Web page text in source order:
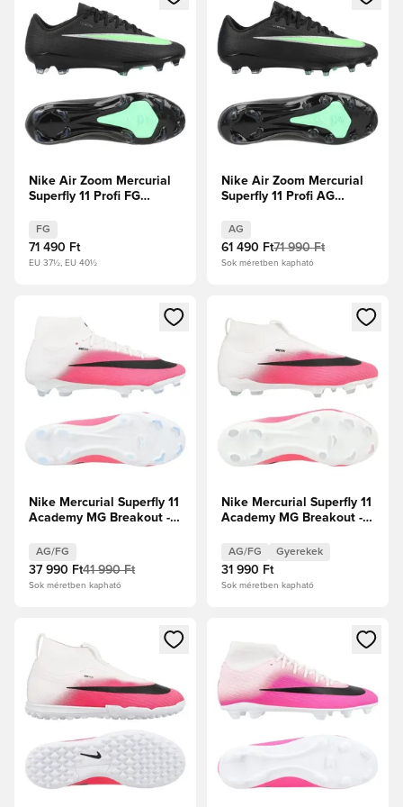
Nike Air Zoom Mercurial
Superfly 11 Profi FG
Green
FG
71 490 Ft
EU 37½, EU 40½
Nike Air Zoom Mercurial
Superfly 11 Profi AG
Green
AG
61 490 Ft71 990 Ft
Sok méretben kapható
Megnyit egy modált a bejelentkezéshez vagy a tagként
Nike Mercurial Superfly 11
Academy MG Breakout -
AG/FG
37 990 Ft41 990 Ft
Sok méretben kapható
Megnyit egy modált a
Nike Mercurial Superfly 11
Academy MG Breakout -
rózsaszín Gyerek
AG/FG Gyerekek
31 990 Ft
Sok méretben kapható
Megnyit egy modált a bejelentkezéshez vagy a tagként
Megnyit egy modált a